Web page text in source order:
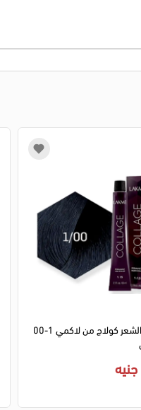
صبغه الشعر كولاج من لاكمي 1-00